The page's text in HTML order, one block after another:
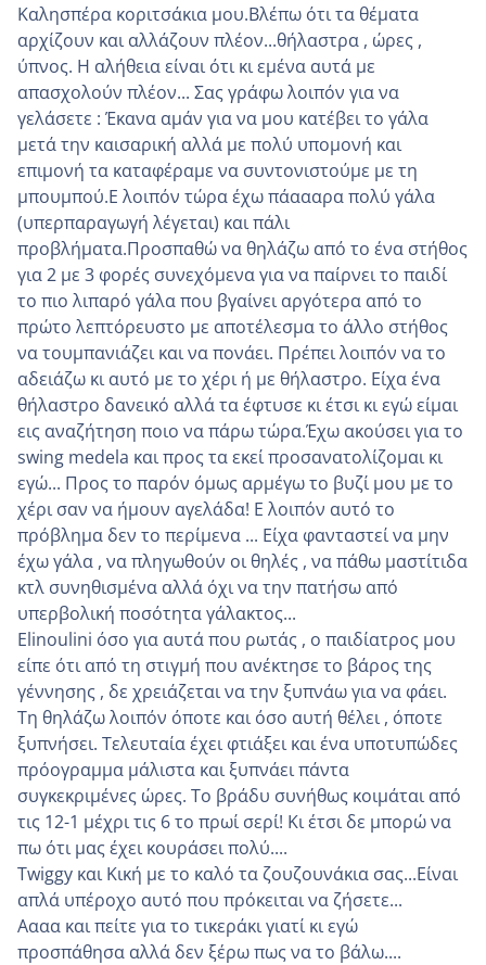
Καλησπέρα κοριτσάκια μου.Βλέπω ότι τα θέματα
αρχίζουν και αλλάζουν πλέον...θήλαστρα , ώρες ,
ύπνος. Η αλήθεια είναι ότι κι εμένα αυτά με
απασχολούν πλέον... Σας γράφω λοιπόν για να
γελάσετε : Έκανα αμάν για να μου κατέβει το γάλα
μετά την καισαρική αλλά με πολύ υπομονή και
επιμονή τα καταφέραμε να συντονιστούμε με τη
μπουμπού.Ε λοιπόν τώρα έχω πάαααρα πολύ γάλα
(υπερπαραγωγή λέγεται) και πάλι
προβλήματα.Προσπαθώ να θηλάζω από το ένα στήθος
για 2 με 3 φορές συνεχόμενα για να παίρνει το παιδί
το πιο λιπαρό γάλα που βγαίνει αργότερα από το
πρώτο λεπτόρευστο με αποτέλεσμα το άλλο στήθος
να τουμπανιάζει και να πονάει. Πρέπει λοιπόν να το
αδειάζω κι αυτό με το χέρι ή με θήλαστρο. Είχα ένα
θήλαστρο δανεικό αλλά τα έφτυσε κι έτσι κι εγώ είμαι
εις αναζήτηση ποιο να πάρω τώρα.Έχω ακούσει για το
swing medela και προς τα εκεί προσανατολίζομαι κι
εγώ... Προς το παρόν όμως αρμέγω το βυζί μου με το
χέρι σαν να ήμουν αγελάδα! Ε λοιπόν αυτό το
πρόβλημα δεν το περίμενα ... Είχα φανταστεί να μην
έχω γάλα , να πληγωθούν οι θηλές , να πάθω μαστίτιδα
κτλ συνηθισμένα αλλά όχι να την πατήσω από
υπερβολική ποσότητα γάλακτος...
Elinoulini όσο για αυτά που ρωτάς , ο παιδίατρος μου
είπε ότι από τη στιγμή που ανέκτησε το βάρος της
γέννησης , δε χρειάζεται να την ξυπνάω για να φάει.
Τη θηλάζω λοιπόν όποτε και όσο αυτή θέλει , όποτε
ξυπνήσει. Τελευταία έχει φτιάξει και ένα υποτυπώδες
πρόογραμμα μάλιστα και ξυπνάει πάντα
συγκεκριμένες ώρες. Το βράδυ συνήθως κοιμάται από
τις 12-1 μέχρι τις 6 το πρωί σερί! Κι έτσι δε μπορώ να
πω ότι μας έχει κουράσει πολύ....
Twiggy και Κική με το καλό τα ζουζουνάκια σας...Είναι
απλά υπέροχο αυτό που πρόκειται να ζήσετε...
Αααα και πείτε για το τικεράκι γιατί κι εγώ
προσπάθησα αλλά δεν ξέρω πως να το βάλω....